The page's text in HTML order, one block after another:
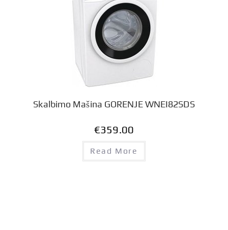
Skalbimo Mašina GORENJE WNEI82SDS
€359.00
Read More